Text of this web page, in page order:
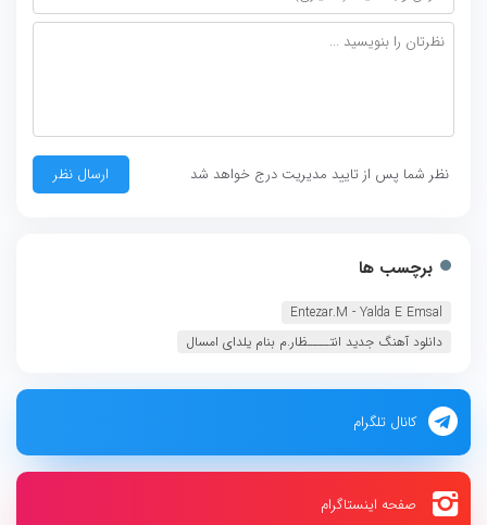
نظر شما پس از تایید مدیریت درج خواهد شد
برچسب ها
Entezar.M - Yalda E Emsal‏
دانلود آهنگ جدید انتــــظار.م بنام یلدای امسال
کانال تلگرام
صفحه اینستاگرام